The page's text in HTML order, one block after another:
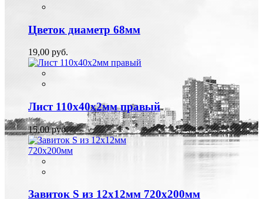
Цветок диаметр 68мм
19,00 руб.
Лист 110х40х2мм правый
15,00 руб.
Завиток S из 12х12мм 720х200мм